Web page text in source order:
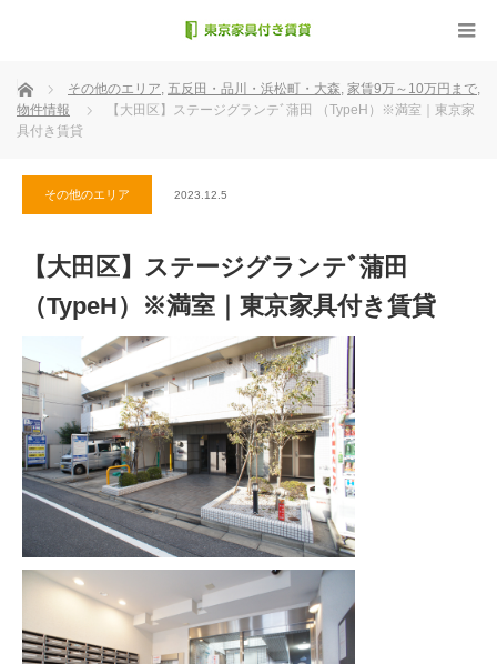
ホーム その他のエリア, 五反田・品川・浜松町・大森, 家賃9万～10万円まで,
物件情報
【大田区】ステージグランテﾞ蒲田 （TypeH）※満室｜東京家
具付き賃貸
その他のエリア 2023.12.5
【大田区】ステージグランテﾞ蒲田
（TypeH）※満室｜東京家具付き賃貸